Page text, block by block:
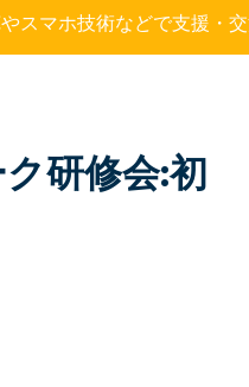
スマホ技術などで支援・
研修会:初